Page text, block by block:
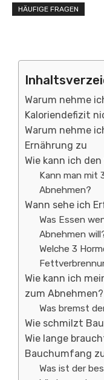
HÄUFIGE FRAGEN
Warum nehme
Kaloriendefizit
Warum nehme
Ernährung zu
Wie kann ich
Kann man mit
Abnehmen?
Wann sehe ich
Was Essen
Abnehmen
Welche 3
Wie kann ich
zum Abnehmen?
Was bremst
Wie schmilzt
Wie lange
Bauchumfang
Was ist der